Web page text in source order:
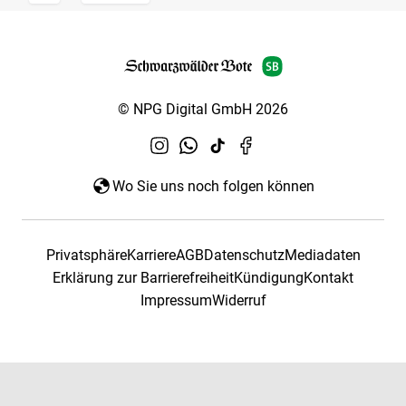
© NPG Digital GmbH 2026
Wo Sie uns noch folgen können
PrivatsphäreKarriereAGBDatenschutzMediadaten
Erklärung zur BarrierefreiheitKündigungKontakt
ImpressumWiderruf